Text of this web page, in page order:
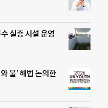
실증 시설 운영
물’ 해법 논의한